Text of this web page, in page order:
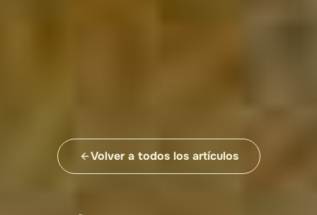
Volver a todos los artículos